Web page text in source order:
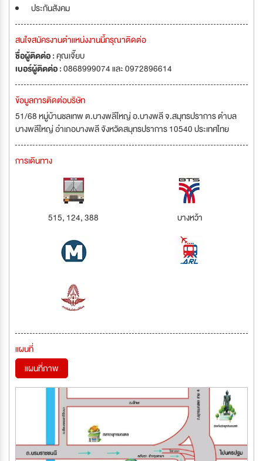
ประกันสังคม
สนใจสมัครงานตำแหน่งงานนี้กรุณาติดต่อ
ชื่อผู้ติดต่อ :คุณเจี๊ยบ
เบอร์ผู้ติดต่อ :0868999074 และ 0972896614
ข้อมูลการติดต่อบริษัท
51/68 หมู่บ้านชลเทพ ต.บางพลีใหญ่ อ.บางพลี จ.สมุทรปราการ ตำบล
บางพลีใหญ่ อำเภอบางพลี จังหวัดสมุทรปราการ 10540 ประเทศไทย
การเดินทาง
515, 124, 388 บางหว้า
แผนที่
แผนที่ภาพ